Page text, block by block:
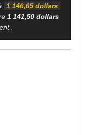
1 146,65 dollars
1 141,50 dollars
.